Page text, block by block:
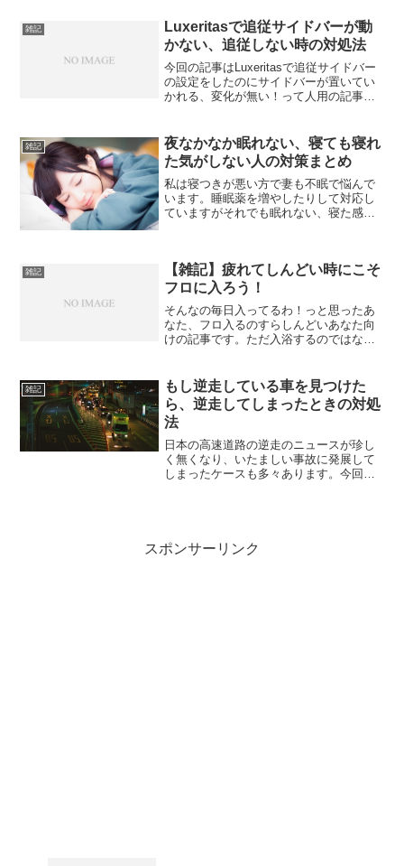
て有効化したらワード...
雑記
Luxeritasで追従サイドバーが動
かない、追従しない時の対処法
今回の記事はLuxeritasで追従サイドバー
の設定をしたのにサイドバーが置いてい
かれる、変化が無い！って人用の記事で
くる設定です。※モバイル版には未対応
動作しない時に...
雑記
夜なかなか眠れない、寝ても寝れ
た気がしない人の対策まとめ
私は寝つきが悪い方で妻も不眠で悩んで
います。睡眠薬を増やしたりして対応し
ていますがそれでも眠れない、寝た感じ
でなく、集めた情報を記事...
雑記
【雑記】疲れてしんどい時にこそ
フロに入ろう！
そんなの毎日入ってるわ！っと思ったあ
なた、フロ入るのすらしんどいあなた向
けの記事です。ただ入浴するのではなく
飲み物を用意しよう！入浴中にも人は発
汗作用により体内の水分が...
雑記
もし逆走している車を見つけた
ら、逆走してしまったときの対処
法
日本の高速道路の逆走のニュースが珍し
く無くなり、いたましい事故に発展して
しまったケースも多々あります。今回の
スポンサーリンク